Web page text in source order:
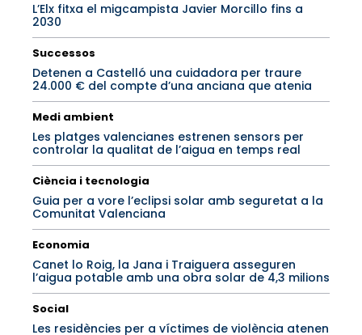
L’Elx fitxa el migcampista Javier Morcillo fins a
2030
Successos
Detenen a Castelló una cuidadora per traure
24.000 € del compte d’una anciana que atenia
Medi ambient
Les platges valencianes estrenen sensors per
controlar la qualitat de l’aigua en temps real
Ciència i tecnologia
Guia per a vore l’eclipsi solar amb seguretat a la
Comunitat Valenciana
Economia
Canet lo Roig, la Jana i Traiguera asseguren
l’aigua potable amb una obra solar de 4,3 milions
Social
Les residències per a víctimes de violència atenen